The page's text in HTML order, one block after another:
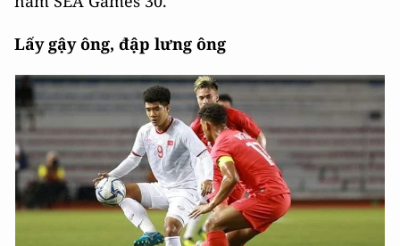
Lấy gậy ông, đập lưng ông